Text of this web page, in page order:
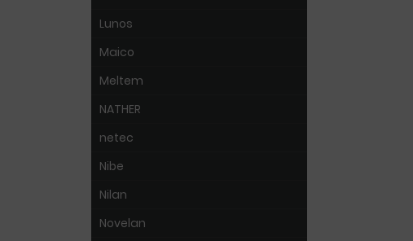
Lunos
Maico
Meltem
NATHER
netec
Nibe
Nilan
Novelan